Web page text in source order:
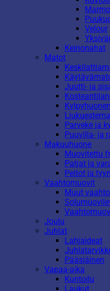
Velour
Keinonahat
Matot
Juutti- ja
Parveke ja
Puuvilla- ja
Makuuhuone
Muovitettu
Patjat ja
Peitot ja
Vaahtomuovit
Muut
Joulu
Juhlat
Lahjaideat
Pääsiäinen
Vapaa-aika
Kuntoilu
Laukut